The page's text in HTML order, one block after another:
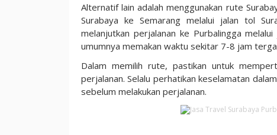
Alternatif lain adalah menggunakan rute
Surabaya ke Semarang melalui jalan tol
melanjutkan perjalanan ke Purbalingga
umumnya memakan waktu sekitar 7-8 jam
Dalam memilih rute, pastikan untuk
perjalanan. Selalu perhatikan keselamatan
sebelum melakukan perjalanan.